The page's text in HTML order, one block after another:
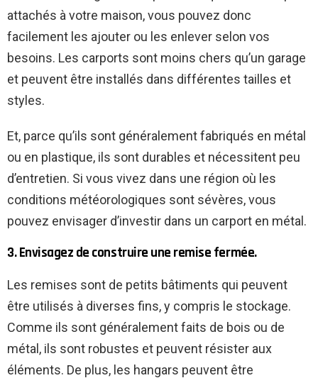
attachés à votre maison, vous pouvez donc
facilement les ajouter ou les enlever selon vos
besoins. Les carports sont moins chers qu’un garage
et peuvent être installés dans différentes tailles et
styles.
Et, parce qu’ils sont généralement fabriqués en métal
ou en plastique, ils sont durables et nécessitent peu
d’entretien. Si vous vivez dans une région où les
conditions météorologiques sont sévères, vous
pouvez envisager d’investir dans un carport en métal.
3. Envisagez de construire une remise fermée.
Les remises sont de petits bâtiments qui peuvent
être utilisés à diverses fins, y compris le stockage.
Comme ils sont généralement faits de bois ou de
métal, ils sont robustes et peuvent résister aux
éléments. De plus, les hangars peuvent être